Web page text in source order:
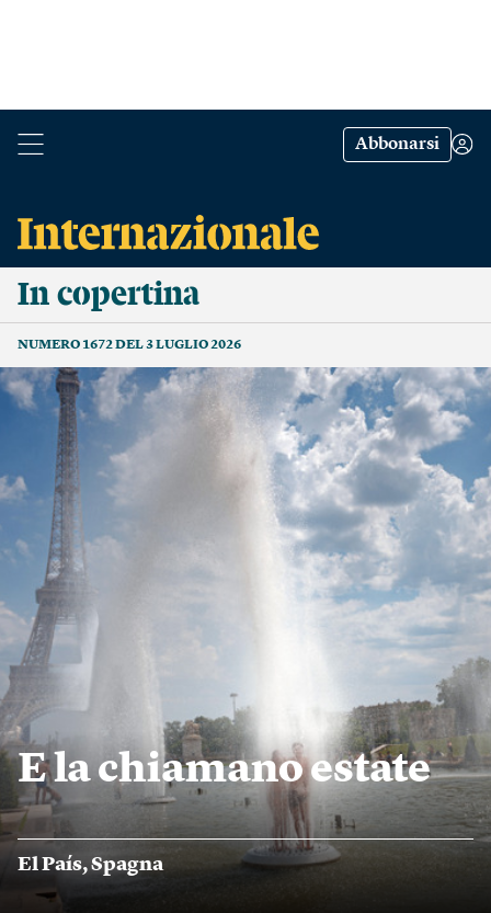
Abbonarsi
In copertina
NUMERO 1672 DEL 3 LUGLIO 2026
E la chiamano estate
El País,Spagna